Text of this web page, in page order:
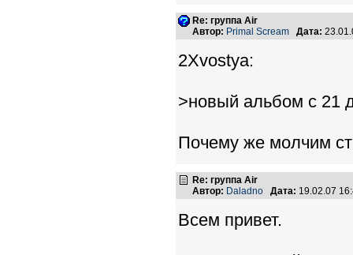
Re: группа Air
Автор: Primal Scream Дата:
2Xvostya:
>новый альбом с 21
Почему же молчим
Re: группа Air
Автор: Daladno Дата: 19.02.07
Всем привет.